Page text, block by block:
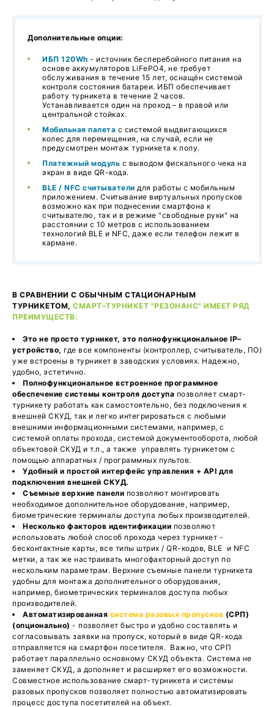
Дополнительные опции:
ИБП 120Wh - источник бесперебойного питания на
основе аккумуляторов LiFePO4, не требует
обслуживания в течение 15 лет, оснащён системой
контроля состояния батареи. ИБП обеспечивает
работу турникета в течение 2 часов.
Устанавливается один на проход – в правой или
центральной стойках.
Мобильная палета с системой выдвигающихся
колес для перемещения, на случай, если не
предусмотрен монтаж турникета к полу.
Платежный модуль с выводом фискального чека на
экран в виде QR-кода.
BLE / NFC считыватели для работы с мобильным
приложением. Считывание виртуальных пропусков
возможно как при поднесении смартфона к
считывателю, так и в режиме "свободные руки" на
расстоянии с 10 метров с использованием
технологий BLE и NFC, даже если телефон лежит в
кармане.
В СРАВНЕНИИ С ОБЫЧНЫМ СТАЦИОНАРНЫМ
ТУРНИКЕТОМ, СМАРТ–ТУРНИКЕТ "РЕЗОНАНС" ИМЕЕТ РЯД
ПРЕИМУЩЕСТВ:
Это не просто турникет, это полнофункциональное IP–
устройство, где все компоненты (контроллер, считыватель, ПО)
уже встроены в турникет в заводских условиях. Надежно,
удобно, эстетично.
Полнофункциональное встроенное программное
обеспечение системы контроля доступа позволяет смарт-
турникету работать как самостоятельно, без подключения к
внешней СКУД, так и легко интегрироваться с любыми
внешними информационными системами, например, с
системой оплаты прохода, системой документооборота, любой
объектовой СКУД и т.п., а также управлять турникетом с
помощью аппаратных / программных пультов.
Удобный и простой интерфейс управления + API для
подключения внешней СКУД.
Съемные верхние панели позволяют монтировать
необходимое дополнительное оборудование, например,
биометрические терминалы доступа любых производителей.
Несколько факторов идентификации позволяют
использовать любой способ прохода через турникет -
бесконтактные карты, все типы штрих / QR-кодов, BLE и NFC
метки, а так же настраивать многофакторный доступ по
нескольким параметрам. Верхние съемные панели турникета
удобны для монтажа дополнительного оборудования,
например, биометрических терминалов доступа любых
производителей.
Автоматизированная система разовых пропусков (СРП)
(опционально) - позволяет быстро и удобно составлять и
согласовывать заявки на пропуск, который в виде QR-кода
отправляется на смартфон посетителя. Важно, что СРП
работает параллельно основному СКУД объекта. Система не
заменяет СКУД, а дополняет и расширяет его возможности.
Совместное использование смарт-турникета и системы
разовых пропусков позволяет полностью автоматизировать
процесс доступа посетителей на объект.